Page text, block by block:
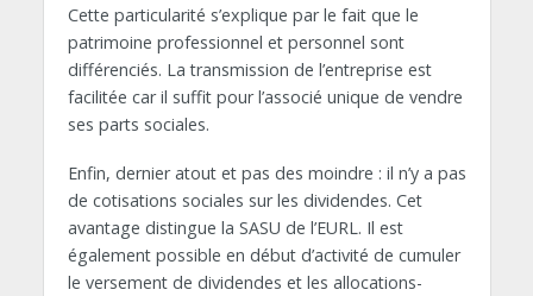
Cette particularité s’explique par le fait que le
patrimoine professionnel et personnel sont
différenciés. La transmission de l’entreprise est
facilitée car il suffit pour l’associé unique de vendre
ses parts sociales.
Enfin, dernier atout et pas des moindre : il n’y a pas
de cotisations sociales sur les dividendes. Cet
avantage distingue la SASU de l’EURL. Il est
également possible en début d’activité de cumuler
le versement de dividendes et les allocations-